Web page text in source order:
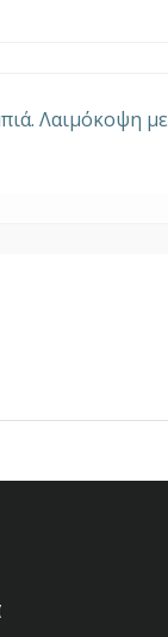
Λαιμόκοψη